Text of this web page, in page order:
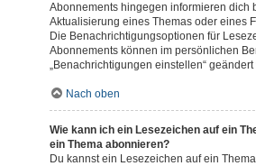
Abonnements hingegen informieren dich
Aktualisierung eines Themas oder eines
Die Benachrichtigungsoptionen für
Abonnements können im persönlichen
„Benachrichtigungen einstellen“
Nach oben
Wie kann ich ein Lesezeichen auf ein
ein Thema abonnieren?
Du kannst ein Lesezeichen auf ein